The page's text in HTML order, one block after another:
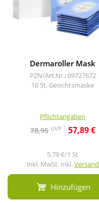
Dermaroller Mask
PZN/Art.Nr.: 09727672
10 St, Gesichtsmaske
Pflichtangaben
78,95 UVP 1 57,89 €
5,79 €/1 St
inkl. MwSt. inkl.Versand
Hinzufügen